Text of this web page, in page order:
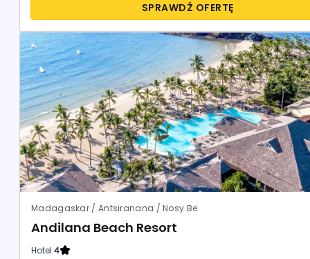
SPRAWDŹ OFERTĘ
Madagaskar / Antsiranana / Nosy Be
Andilana Beach Resort
Hotel:4